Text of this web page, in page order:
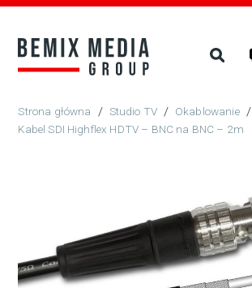
/ Studio TV/ Okablowanie/
Kabel SDI Highflex HDTV – BNC na BNC – 2m